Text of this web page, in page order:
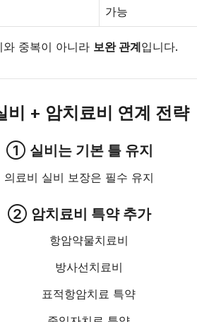
가능
와 중복이 아니라 보완 관계입니다.
비 + 암치료비 연계 전략
① 실비는 기본 틀 유지
의료비 실비 보장은 필수 유지
② 암치료비 특약 추가
항암약물치료비
방사선치료비
표적항암치료 특약